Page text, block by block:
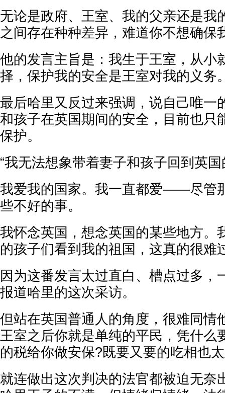
无论是政府、王室、我的父亲还是
之间存在种种差异，难道你不想确保
他的发言主旨是：我生于王室，从小
择，保护我的安全是王室对我的义务
最后哈里又反过来强调，说自己唯一
和孩子在英国期间的安全，目前也只
保护。
“我无法想象带着妻子和孩子回到英
我爱我的国家。我一直都爱——尽管
些不好的事。
我怀念英国，想念英国的某些地方。
的孩子们看到我的祖国，这真的很难
因为这番发言太过直白、槽点过多，
报道哈里的这次采访。
但站在英国普通人的角度，很难同情
王室之后你就是单纯的平民，凭什么
的税给你做安保?既要又要的吃相也
就连做出这次判决的法官都被迫无奈